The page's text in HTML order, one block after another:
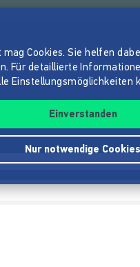
- natürlich
Cookies. Sie helfen
Für detaillierte
Einstellungsmöglichkeiten
Einverstanden
Nur notwendige Cookies